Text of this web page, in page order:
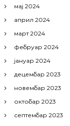
мај 2024
април 2024
март 2024
фебруар 2024
јануар 2024
децембар 2023
новембар 2023
октобар 2023
септембар 2023